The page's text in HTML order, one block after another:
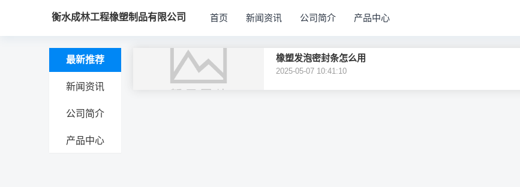
衡水成林工程橡塑制品有限公司 首页 新闻资讯 公司简介 产品中心
最新推荐
新闻资讯
公司简介
产品中心
橡塑发泡密封条怎么用
2025-05-07 10:41:10